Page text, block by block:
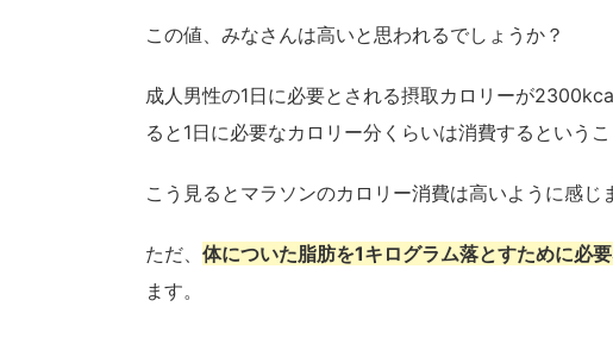
この値、みなさんは高いと思われるでしょうか？
成人男性の1日に必要とされる摂取カロリーが
ると1日に必要なカロリー分くらいは消費するというこ
こう見るとマラソンのカロリー消費は高いように感じ
ただ、 体についた脂肪を1キログラム落とすために必
ます。